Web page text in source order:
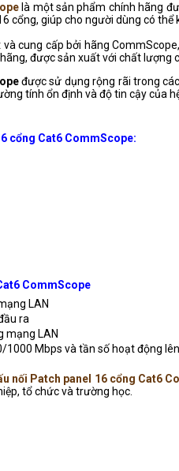
là một sản phẩm chính hãng
cổng, giúp cho người dùng có thể
cung cấp bởi hãng
được sản xuất với chất lượng
được sử dụng rộng rãi trong
tính ổn định và độ tin cậy của
cổng Cat6 CommScope:
CommScope
LAN
ra
mạng LAN
Mbps và tần số hoạt động
nối Patch panel 16 cổng Cat6
tổ chức và trường học.